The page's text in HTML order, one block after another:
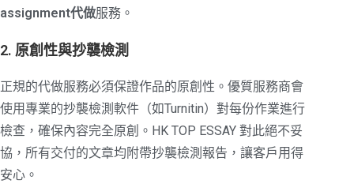
assignment代做服務。
2. 原創性與抄襲檢測
正規的代做服務必須保證作品的原創性。優質服務商會
使用專業的抄襲檢測軟件（如Turnitin）對每份作業進行
檢查，確保內容完全原創。HK TOP ESSAY 對此絕不妥
協，所有交付的文章均附帶抄襲檢測報告，讓客戶用得
安心。